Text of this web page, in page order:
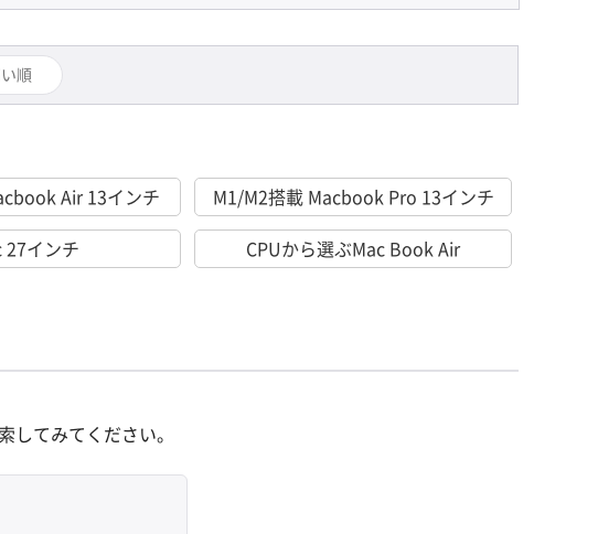
順
Air 13インチ
M1/M2搭載 Macbook Pro 13インチ
27インチ CPUから選ぶMac Book Air
してみてください。